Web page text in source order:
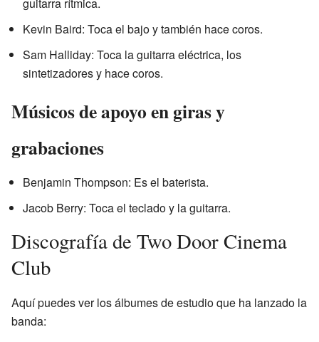
guitarra rítmica.
Kevin Baird: Toca el bajo y también hace coros.
Sam Halliday: Toca la guitarra eléctrica, los
sintetizadores y hace coros.
Músicos de apoyo en giras y
grabaciones
Benjamin Thompson: Es el baterista.
Jacob Berry: Toca el teclado y la guitarra.
Discografía de Two Door Cinema
Club
Aquí puedes ver los álbumes de estudio que ha lanzado la
banda: